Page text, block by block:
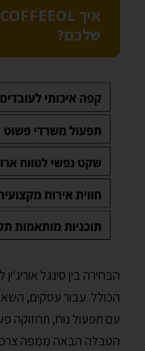
שלכם?
הבחירה בין סינגל
הכולל. עבור עסקים,
עם תפעול נוח, תחזוקה
הטבלה הבאה ממפה